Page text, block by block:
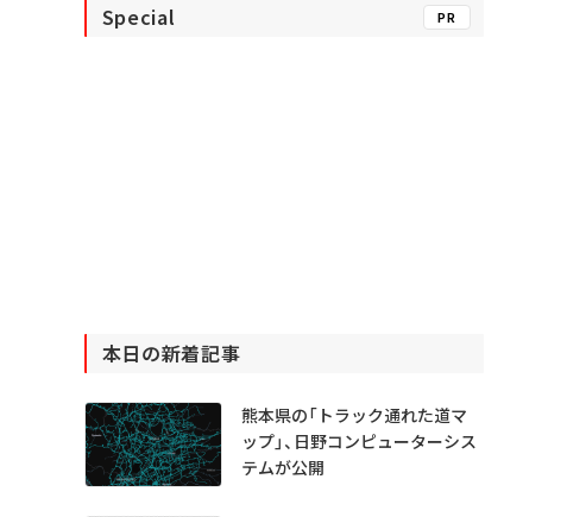
Special PR
本日の新着記事
熊本県の「トラック通れた道マ
ップ」、日野コンピューターシス
テムが公開